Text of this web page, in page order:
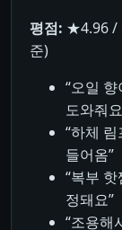
평점: ★4.96 /
준)
“오일
도와줘
“하체
들어옴”
“복부
정돼요”
“조용해